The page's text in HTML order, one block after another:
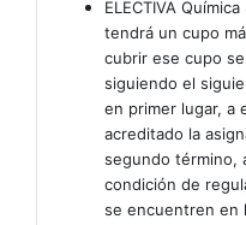
ELECTIVA
tendrá un cupo
cubrir ese cupo
siguiendo el
en primer lugar, a
acreditado la
segundo término,
condición de
se encuentren en